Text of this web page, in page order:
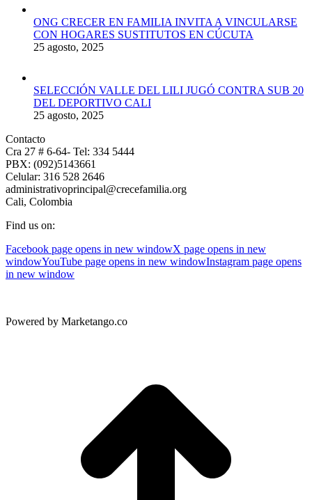
ONG CRECER EN FAMILIA INVITA A VINCULARSE
CON HOGARES SUSTITUTOS EN CÚCUTA
25 agosto, 2025
SELECCIÓN VALLE DEL LILI JUGÓ CONTRA SUB 20
DEL DEPORTIVO CALI
25 agosto, 2025
Contacto
Cra 27 # 6-64- Tel: 334 5444
PBX: (092)5143661
Celular: 316 528 2646
administrativoprincipal@crecefamilia.org
Cali, Colombia
Find us on:
Facebook page opens in new windowX page opens in new
windowYouTube page opens in new windowInstagram page opens
in new window
Powered by Marketango.co